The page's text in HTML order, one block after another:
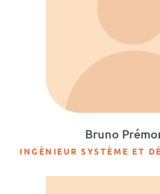
Bruno
INGÉNIEUR SYSTÈME ET